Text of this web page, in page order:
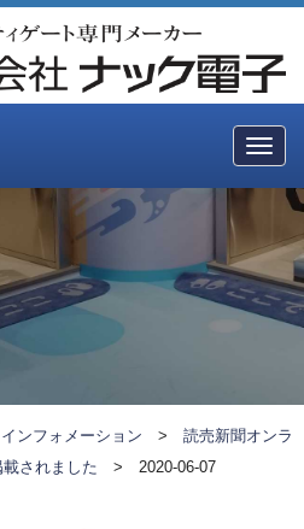
インフォメーション >読売新聞オンラ
されました > 2020-06-07